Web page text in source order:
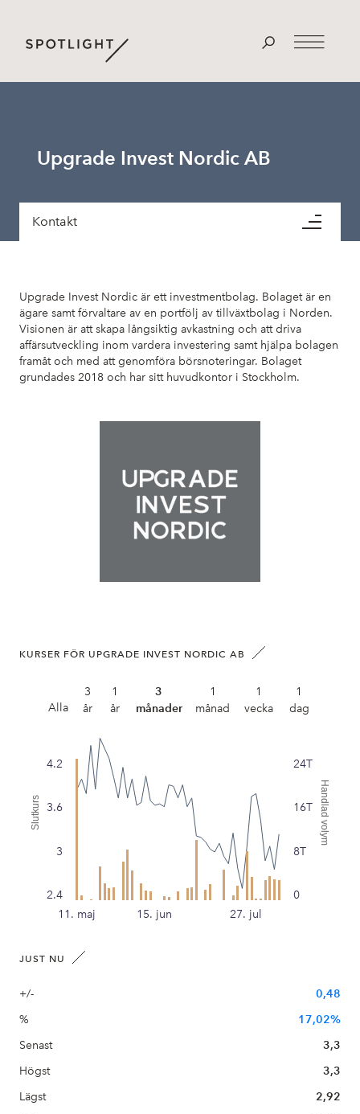
Upgrade Invest Nordic AB
Kontakt
Upgrade Invest Nordic är ett investmentbolag. Bolaget är en
ägare samt förvaltare av en portfölj av tillväxtbolag i Norden.
Visionen är att skapa långsiktig avkastning och att driva
affärsutveckling inom vardera investering samt hjälpa bolagen
framåt och med att genomföra börsnoteringar. Bolaget
grundades 2018 och har sitt huvudkontor i Stockholm.
KURSER FÖR UPGRADE INVEST NORDIC AB
Alla
3
år
1
år
3
månader
1
månad
1
vecka
1
dag
Slutkurs Handlad volym
11. maj 27. jul
15. jun
2.4
3
3.6
4.2
0
8T
16T
24T
JUST NU
+/-
0,48
%
17,02%
Senast
3,3
Högst
3,3
Lägst
2,92